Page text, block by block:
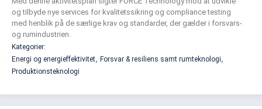
og tilbyde nye services for kvalitetssikring og compliance testing
med henblik på de særlige krav og standarder, der gælder i forsvars-
og rumindustrien.
Kategorier:
Energi og energieffektivitet, Forsvar & resiliens samt rumteknologi,
Produktionsteknologi